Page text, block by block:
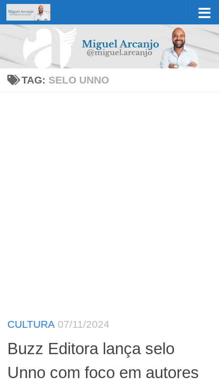
Skip to content
TAG: SELO UNNO
CULTURA 07/11/2024
Buzz Editora lança selo
Unno com foco em autores